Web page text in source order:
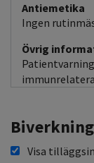
Antiemetika
Ingen
Övrig
Visa